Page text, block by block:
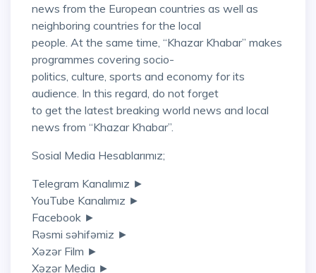
news from the European countries as well as
neighboring countries for the local
people. At the same time, “Khazar Khabar” makes
programmes covering socio-
politics, culture, sports and economy for its
audience. In this regard, do not forget
to get the latest breaking world news and local
news from “Khazar Khabar”.
Sosial Media Hesablarımız;
Telegram Kanalımız ►
YouTube Kanalımız ►
Facebook ►
Rəsmi səhifəmiz ►
Xəzər Film ►
Xəzər Media ►